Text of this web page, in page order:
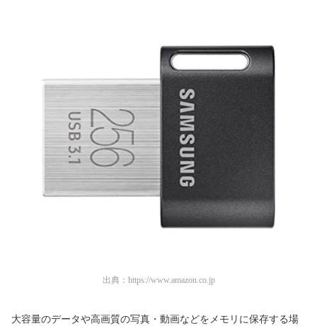
出典： https://www.amazon.co.jp
大容量のデータや高画質の写真・動画などをメモリに保存する場